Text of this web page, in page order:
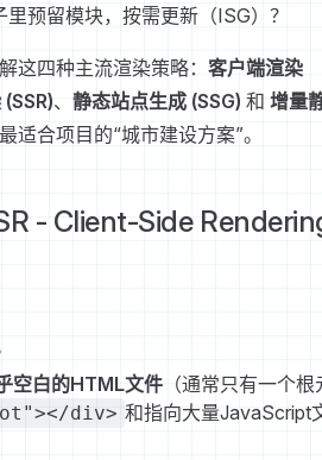
预留模块，按需更新（ISG）？
这四种主流渲染策略： 客户端渲染
、 静态站点生成 (SSG) 和 增量
适合项目的“城市建设方案”。
- Client-Side
空白的HTML文件 （通常只有一个根
div> 和指向大量JavaScript